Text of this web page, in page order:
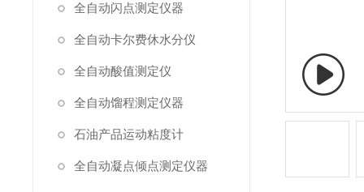
全自动闪点测定仪器
全自动卡尔费休水分仪
全自动酸值测定仪
全自动馏程测定仪器
石油产品运动粘度计
全自动凝点倾点测定仪器